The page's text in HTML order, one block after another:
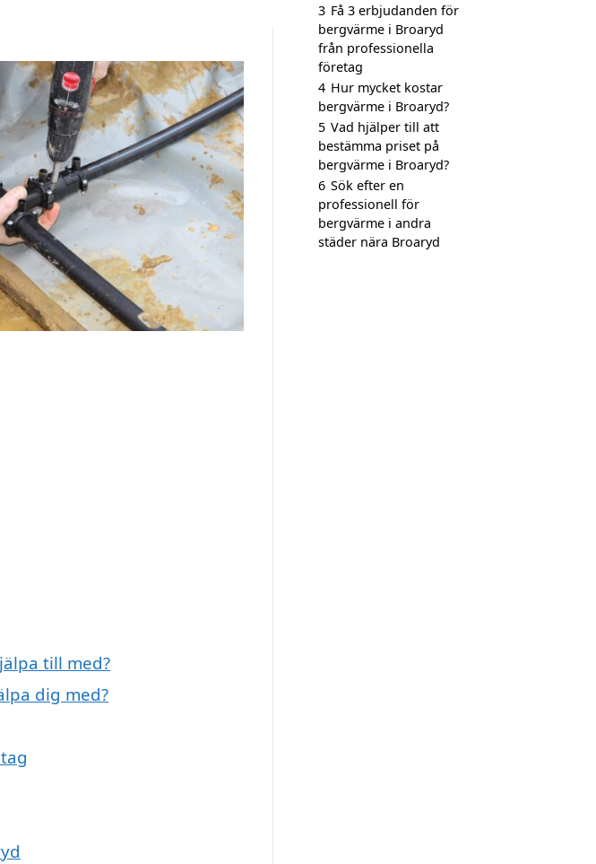
till med?
dig med?
3 Få 3 erbjudanden för
bergvärme i Broaryd
från professionella
företag
4 Hur mycket kostar
bergvärme i Broaryd?
5 Vad hjälper till att
bestämma priset på
bergvärme i Broaryd?
6 Sök efter en
professionell för
bergvärme i andra
städer nära Broaryd